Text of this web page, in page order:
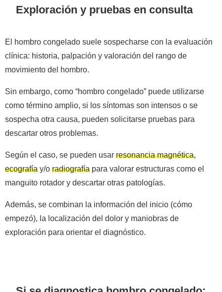
Exploración y pruebas en consulta
El hombro congelado suele sospecharse con la evaluación
clínica: historia, palpación y valoración del rango de
movimiento del hombro.
Sin embargo, como “hombro congelado” puede utilizarse
como término amplio, si los síntomas son intensos o se
sospecha otra causa, pueden solicitarse pruebas para
descartar otros problemas.
Según el caso, se pueden usar resonancia magnética
ecografía y/o radiografía para valorar estructuras como el
manguito rotador y descartar otras patologías.
Además, se combinan la información del inicio (cómo
empezó), la localización del dolor y maniobras de
exploración para orientar el diagnóstico.